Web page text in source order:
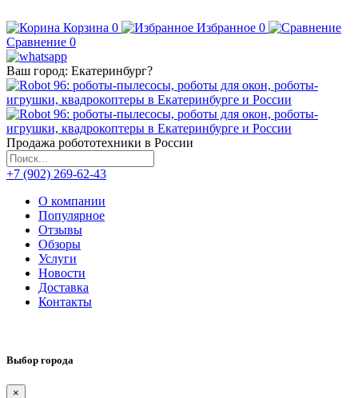
Корзина 0 Избранное 0
Сравнение 0
Ваш город: Екатеринбург?
Продажа робототехники в России
+7 (902) 269-62-43
О компании
Популярное
Отзывы
Обзоры
Услуги
Новости
Доставка
Контакты
Выбор города
×